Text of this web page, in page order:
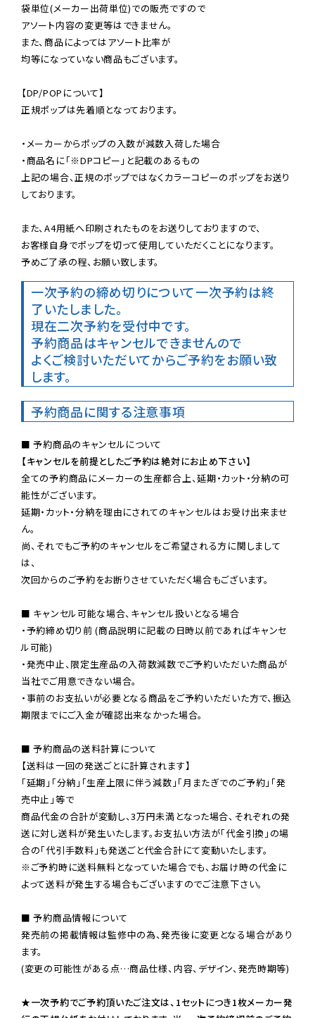
袋単位(メーカー出荷単位)での販売ですので
アソート内容の変更等はできません。
また、商品によってはアソート比率が
均等になっていない商品もございます。
【DP/POPについて】
正規ポップは先着順となっております。
・メーカーからポップの入数が減数入荷した場合
・商品名に「※DPコピー」と記載のあるもの
上記の場合、正規のポップではなくカラーコピーのポップをお送り
しております。
また、A4用紙へ印刷されたものをお送りしておりますので、
お客様自身でポップを切って使用していただくことになります。
予めご了承の程、お願い致します。
一次予約の締め切りについて一次予約は終
了いたしました。
現在二次予約を受付中です。
予約商品はキャンセルできませんので
よくご検討いただいてからご予約をお願い致
します。
予約商品に関する注意事項
【キャンセルを前提としたご予約は絶対にお止め下さい】
全ての予約商品にメーカーの生産都合上、延期・カット・分納の可
能性がございます。
延期・カット・分納を理由にされてのキャンセルはお受け出来ませ
ん。
尚、それでもご予約のキャンセルをご希望される方に関しまして
は、
次回からのご予約をお断りさせていただく場合もございます。
■ キャンセル可能な場合、キャンセル扱いとなる場合
・予約締め切り前 (商品説明に記載の日時以前であればキャンセ
ル可能)
・発売中止、限定生産品の入荷数減数でご予約いただいた商品が
当社でご用意できない場合。
・事前のお支払いが必要となる商品をご予約いただいた方で、振込
期限までにご入金が確認出来なかった場合。
■ 予約商品の送料計算について
【送料は一回の発送ごとに計算されます】
「延期」「分納」「生産上限に伴う減数」「月またぎでのご予約」「発
売中止」等で
商品代金の合計が変動し、3万円未満となった場合、それぞれの発
送に対し送料が発生いたします。お支払い方法が「代金引換」の場
※ご予約時に送料無料となっていた場合でも、お届け時の代金に
よって送料が発生する場合もございますのでご注意下さい。
■ 予約商品情報について
発売前の掲載情報は監修中の為、発売後に変更となる場合があり
ます。
(変更の可能性がある点…商品仕様、内容、デザイン、発売時期等)
★一次予約でご予約頂いたご注文は、1セットにつき1枚メーカー発